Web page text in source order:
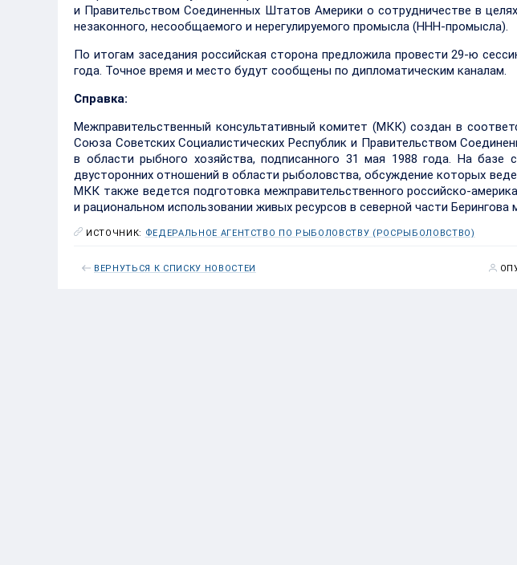
и Правительством Соединенных Штатов Америки о сотрудничестве в
незаконного, несообщаемого и нерегулируемого промысла (ННН-промысла).
По итогам заседания российская сторона предложила провести 29-ю
года. Точное время и место будут сообщены по дипломатическим каналам.
Справка:
Межправительственный консультативный комитет (МКК) создан в
Союза Советских Социалистических Республик и Правительством
в области рыбного хозяйства, подписанного 31 мая 1988 года. На базе
двусторонних отношений в области рыболовства, обсуждение которых
МКК также ведется подготовка межправительственного российско-
и рациональном использовании живых ресурсов в северной части Берингова
ИСТОЧНИК: ФЕДЕРАЛЬНОЕ АГЕНТСТВО ПО РЫБОЛОВСТВУ (РОСРЫБОЛОВСТВО)
ВЕРНУТЬСЯ К СПИСКУ НОВОСТЕЙ